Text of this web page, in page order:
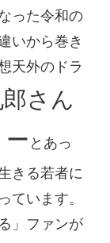
った令和の
いから巻き
天外のドラ
さん
とあっ
きる若者に
ています。
」ファンが